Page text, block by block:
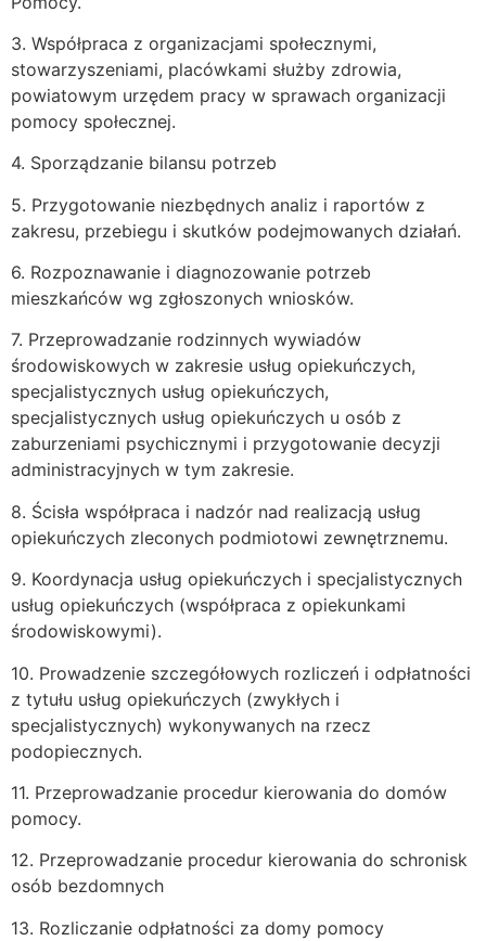
3. Współpraca z organizacjami społecznymi,
stowarzyszeniami, placówkami służby zdrowia,
powiatowym urzędem pracy w sprawach organizacji
pomocy społecznej.
4. Sporządzanie bilansu potrzeb
5. Przygotowanie niezbędnych analiz i raportów z
zakresu, przebiegu i skutków podejmowanych działań.
6. Rozpoznawanie i diagnozowanie potrzeb
mieszkańców wg zgłoszonych wniosków.
7. Przeprowadzanie rodzinnych wywiadów
środowiskowych w zakresie usług opiekuńczych,
specjalistycznych usług opiekuńczych,
specjalistycznych usług opiekuńczych u osób z
zaburzeniami psychicznymi i przygotowanie decyzji
administracyjnych w tym zakresie.
8. Ścisła współpraca i nadzór nad realizacją usług
opiekuńczych zleconych podmiotowi zewnętrznemu.
9. Koordynacja usług opiekuńczych i specjalistycznych
usług opiekuńczych (współpraca z opiekunkami
środowiskowymi).
10. Prowadzenie szczegółowych rozliczeń i odpłatności
z tytułu usług opiekuńczych (zwykłych i
specjalistycznych) wykonywanych na rzecz
podopiecznych.
11. Przeprowadzanie procedur kierowania do domów
pomocy.
12. Przeprowadzanie procedur kierowania do schronisk
osób bezdomnych
13. Rozliczanie odpłatności za domy pomocy